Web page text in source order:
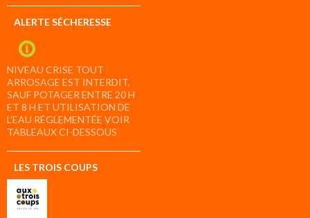
ALERTE SÉCHERESSE
NIVEAU CRISE TOUT
ARROSAGE EST INTERDIT,
SAUF POTAGER ENTRE 20 H
ET 8 H ET UTILISATION DE
L’EAU RÉGLEMENTÉE VOIR
TABLEAUX CI-DESSOUS
LES TROIS COUPS